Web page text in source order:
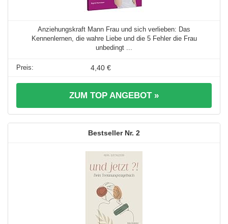
Anziehungskraft Mann Frau und sich verlieben: Das
Kennenlernen, die wahre Liebe und die 5 Fehler die Frau
unbedingt ...
4,40 €
ZUM TOP ANGEBOT »
2